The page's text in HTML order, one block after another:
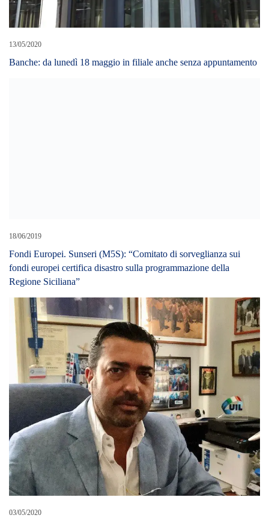
13/05/2020
Banche: da lunedì 18 maggio in filiale anche senza appuntamento
18/06/2019
Fondi Europei. Sunseri (M5S): “Comitato di sorveglianza sui
fondi europei certifica disastro sulla programmazione della
Regione Siciliana”
03/05/2020